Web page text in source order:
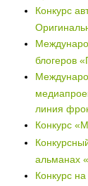
Конкурс
блогеров
линия
Конкурс
альманах
Конкурс